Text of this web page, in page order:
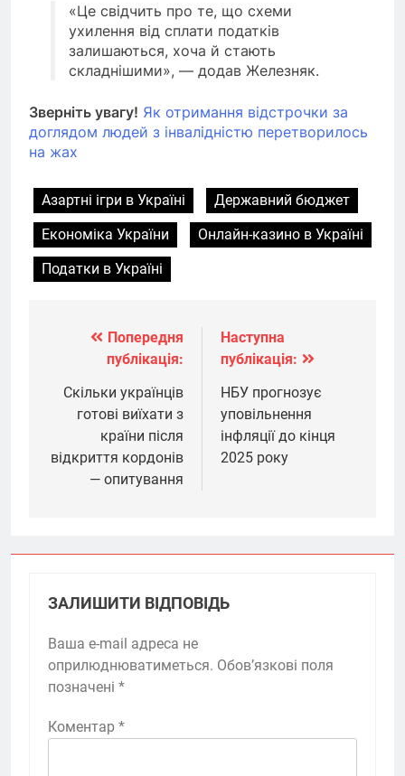
«Це свідчить про те, що схеми
ухилення від сплати податків
залишаються, хоча й стають
складнішими», — додав Железняк.
Зверніть увагу! Як отримання відстрочки за
доглядом людей з інвалідністю перетворилось
на жах
Азартні ігри в Україні
Державний бюджет
Економіка України
Онлайн-казино в Україні
Податки в Україні
Навігація
записів
Попередня
публікація:
Скільки українців
готові виїхати з
країни після
відкриття кордонів
— опитування
Наступна
публікація:
НБУ прогнозує
уповільнення
інфляції до кінця
2025 року
ЗАЛИШИТИ ВІДПОВІДЬ
Ваша e-mail адреса не
оприлюднюватиметься. Обов’язкові поля
позначені *
Коментар *